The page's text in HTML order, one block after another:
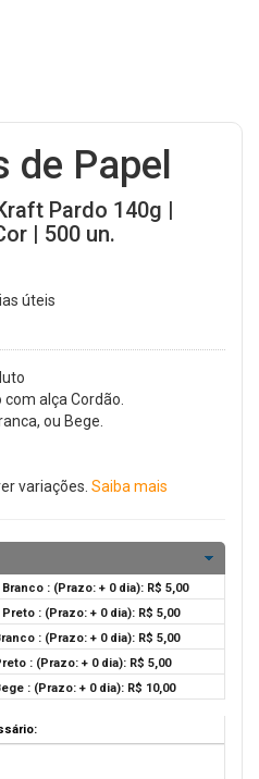
de Papel
Pardo 140g |
| 500 un.
úteis
alça Cordão.
ou Bege.
variações. Saiba mais
: (Prazo: + 0 dia): R$ 5,00
: (Prazo: + 0 dia): R$ 5,00
: (Prazo: + 0 dia): R$ 5,00
: (Prazo: + 0 dia): R$ 5,00
: (Prazo: + 0 dia): R$ 10,00